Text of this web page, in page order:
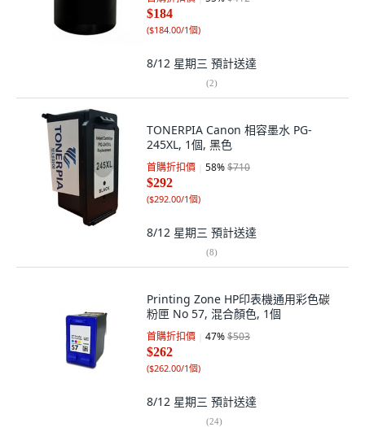
$184
($184.00/1個)
8/12 星期三 預計送達
(2)
TONERPIA Canon 相容墨水 PG-
245XL, 1個, 黑色
首購折扣價 58%$710
$292
($292.00/1個)
8/12 星期三 預計送達
(8)
Printing Zone HP印表機通用彩色碳
粉匣 No 57, 混合顏色, 1個
首購折扣價 47%$503
$262
($262.00/1個)
8/12 星期三 預計送達
(24)